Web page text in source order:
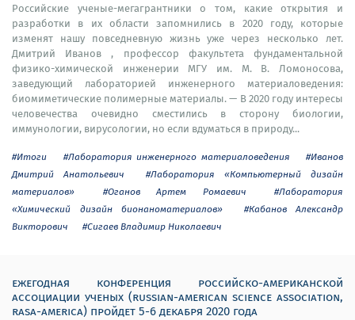
Российские ученые-мегагрантники о том, какие открытия и
разработки в их области запомнились в 2020 году, которые
изменят нашу повседневную жизнь уже через несколько лет.
Дмитрий Иванов , профессор факультета фундаментальной
физико-химической инженерии МГУ им. М. В. Ломоносова,
заведующий лабораторией инженерного материаловедения:
биомиметические полимерные материалы. — В 2020 году интересы
человечества очевидно сместились в сторону биологии,
иммунологии, вирусологии, но если вдуматься в природу...
#Итоги #Лаборатория инженерного материаловедения
#Иванов
Дмитрий Анатольевич
#Лаборатория «Компьютерный дизайн
материалов»
#Оганов Артем Ромаевич
#Лаборатория
«Химический дизайн бионаноматериалов»
#Кабанов Александр
Викторович
#Сигаев Владимир Николаевич
ежегодная конференция российско-американской
ассоциации ученых (russian-american science association,
rasa-america) пройдет 5-6 декабря 2020 года